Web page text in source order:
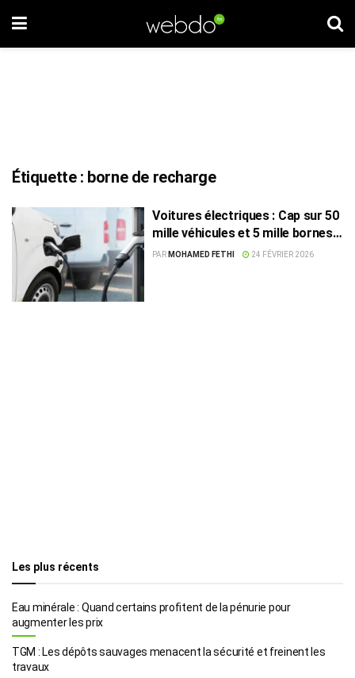
Étiquette : borne de recharge
Voitures électriques : Cap sur 50
mille véhicules et 5 mille bornes à
l’horizon 2030
PAR MOHAMED FETHI 24 FÉVRIER 2026
Les plus récents
Eau minérale : Quand certains profitent de la pénurie pour
augmenter les prix
TGM : Les dépôts sauvages menacent la sécurité et freinent les
travaux